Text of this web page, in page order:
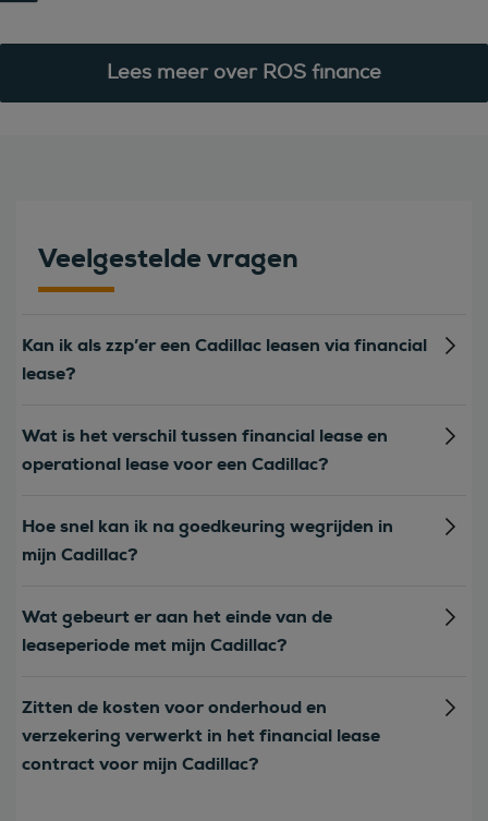
Lees meer over ROS finance
Veelgestelde vragen
Kan ik als zzp’er een Cadillac leasen via financial
lease?
Wat is het verschil tussen financial lease en
operational lease voor een Cadillac?
Hoe snel kan ik na goedkeuring wegrijden in
mijn Cadillac?
Wat gebeurt er aan het einde van de
leaseperiode met mijn Cadillac?
Zitten de kosten voor onderhoud en
verzekering verwerkt in het financial lease
contract voor mijn Cadillac?